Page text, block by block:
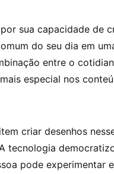
sua capacidade de
do seu dia em
entre o
especial nos
criar desenhos
tecnologia
pode experimentar